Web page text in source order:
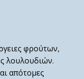
φρούτων,
λουλουδιών.
απότομες